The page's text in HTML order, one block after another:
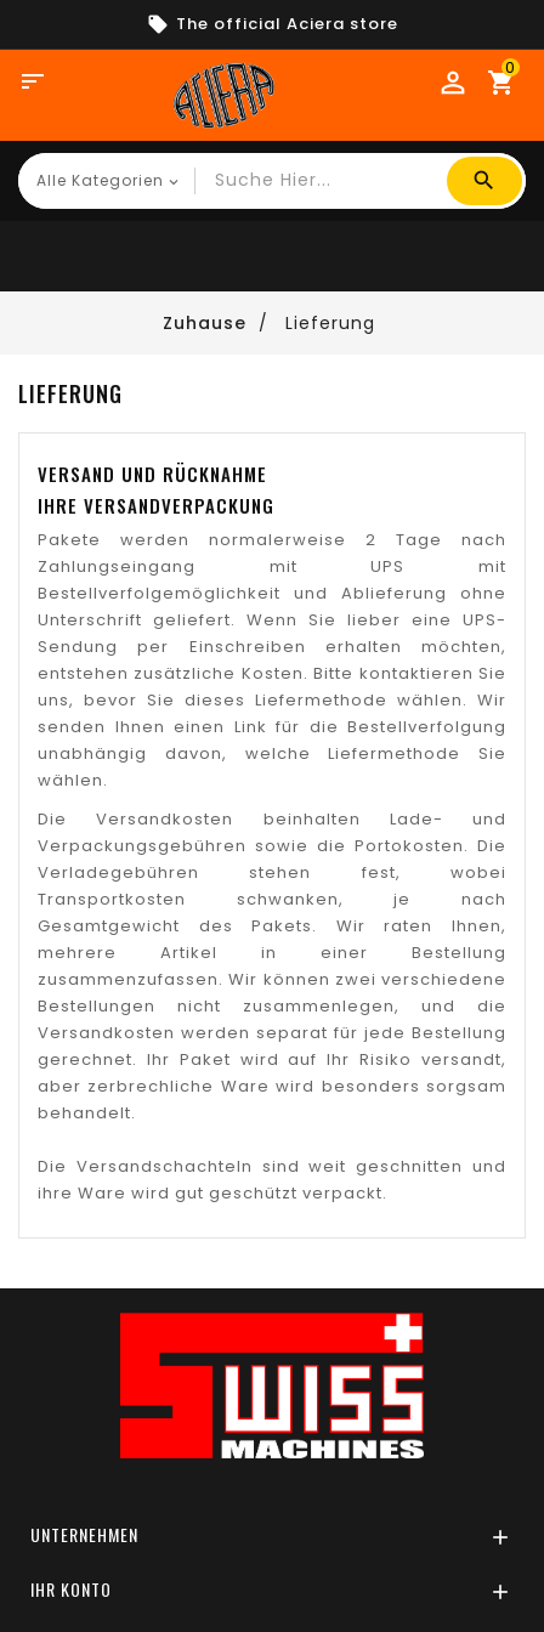
The official Aciera store
 shopping_cart
0
Zuhause Lieferung
LIEFERUNG
VERSAND UND RÜCKNAHME
IHRE VERSANDVERPACKUNG
Pakete werden normalerweise 2 Tage nach
Zahlungseingang mit UPS mit
Bestellverfolgemöglichkeit und Ablieferung ohne
Unterschrift geliefert. Wenn Sie lieber eine UPS-
Sendung per Einschreiben erhalten möchten,
entstehen zusätzliche Kosten. Bitte kontaktieren Sie
uns, bevor Sie dieses Liefermethode wählen. Wir
senden Ihnen einen Link für die Bestellverfolgung
unabhängig davon, welche Liefermethode Sie
wählen.
Die Versandkosten beinhalten Lade- und
Verpackungsgebühren sowie die Portokosten. Die
Verladegebühren stehen fest, wobei
Transportkosten schwanken, je nach
Gesamtgewicht des Pakets. Wir raten Ihnen,
mehrere Artikel in einer Bestellung
zusammenzufassen. Wir können zwei verschiedene
Bestellungen nicht zusammenlegen, und die
Versandkosten werden separat für jede Bestellung
gerechnet. Ihr Paket wird auf Ihr Risiko versandt,
aber zerbrechliche Ware wird besonders sorgsam
behandelt.
Die Versandschachteln sind weit geschnitten und
ihre Ware wird gut geschützt verpackt.
UNTERNEHMEN 
IHR KONTO 